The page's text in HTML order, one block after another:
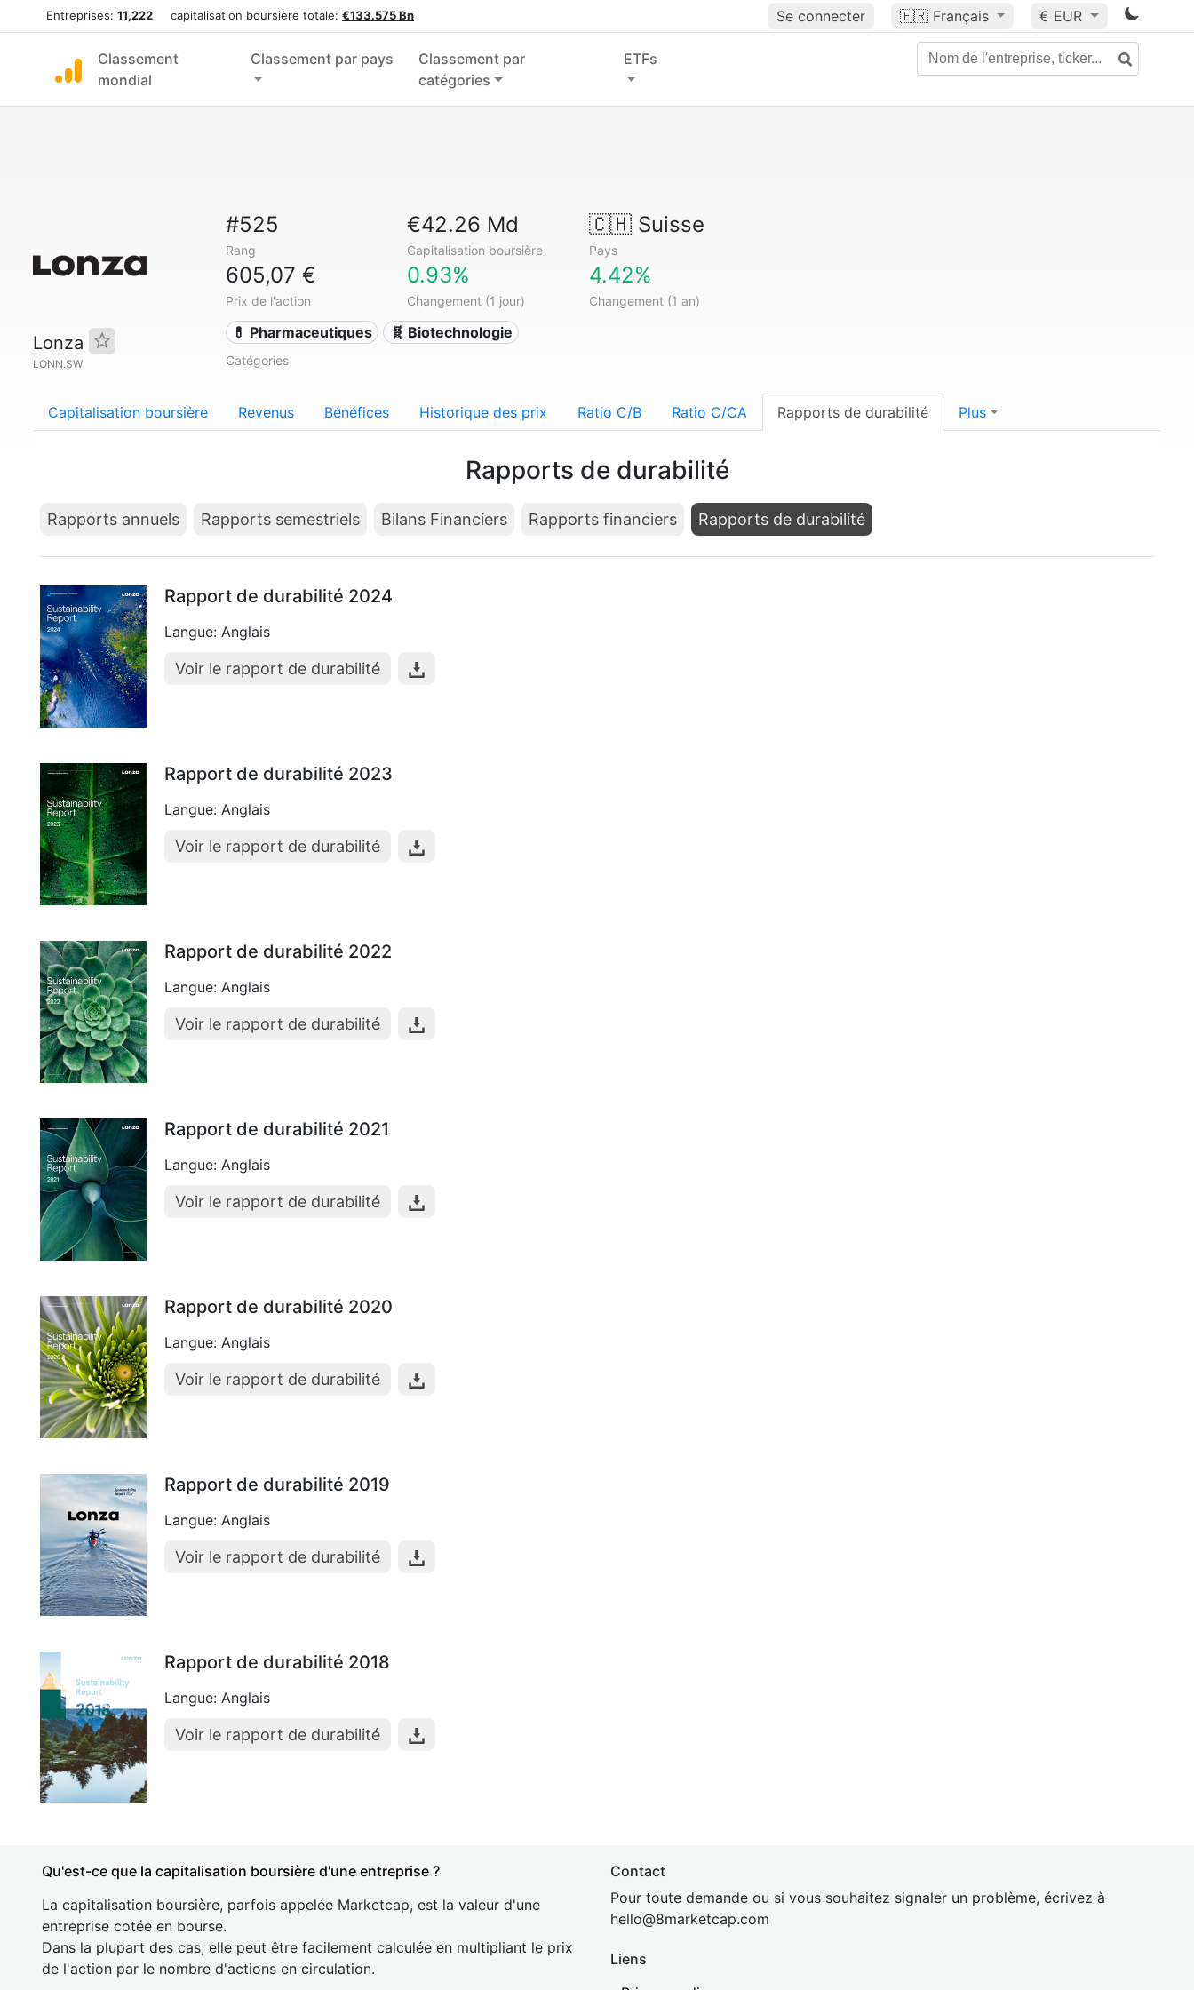
Entreprises: 11,222 capitalisation boursière totale: €133.575 Bn Se connecter 🇫🇷 Français € EUR
Classement
mondial
Classement par pays
Classement par
catégories
ETFs
Lonza
LONN.SW
#525
Rang
€42.26 Md
Capitalisation boursière
🇨🇭Suisse
Pays
605,07 €
Prix de l'action
0.93%
Changement (1 jour)
4.42%
Changement (1 an)
💊 Pharmaceutiques 🧬 Biotechnologie
Catégories
Capitalisation boursière Revenus Bénéfices Historique des prix Ratio C/B Ratio C/CA Rapports de durabilité Plus
Rapports de durabilité
Rapports annuels Rapports semestriels Bilans Financiers Rapports financiers Rapports de durabilité
Rapport de durabilité 2024
Langue: Anglais
Voir le rapport de durabilité
Rapport de durabilité 2023
Langue: Anglais
Voir le rapport de durabilité
Rapport de durabilité 2022
Langue: Anglais
Voir le rapport de durabilité
Rapport de durabilité 2021
Langue: Anglais
Voir le rapport de durabilité
Rapport de durabilité 2020
Langue: Anglais
Voir le rapport de durabilité
Rapport de durabilité 2019
Langue: Anglais
Voir le rapport de durabilité
Rapport de durabilité 2018
Langue: Anglais
Voir le rapport de durabilité
Qu'est-ce que la capitalisation boursière d'une entreprise ?
La capitalisation boursière, parfois appelée Marketcap, est la valeur d'une
entreprise cotée en bourse.
Dans la plupart des cas, elle peut être facilement calculée en multipliant le prix
de l'action par le nombre d'actions en circulation.
Contact
Pour toute demande ou si vous souhaitez signaler un problème, écrivez à
hello@8marketcap.com
Liens